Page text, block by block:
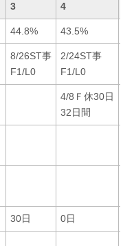
3 4
44.8% 43.5%
8/26ST事
F1/L0
2/24ST事
F1/L0
4/8Ｆ休30日
32日間
30日 0日